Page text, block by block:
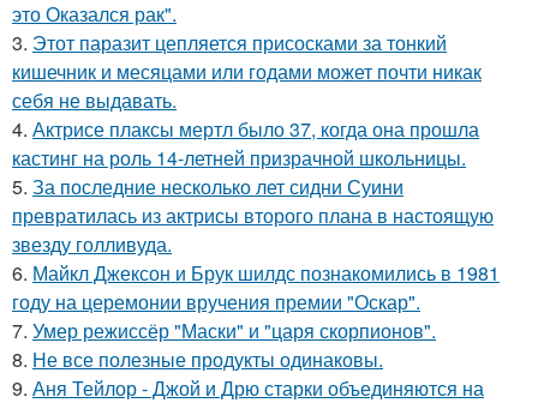
это Оказался рак".
3. Этот паразит цепляется присосками за тонкий
кишечник и месяцами или годами может почти никак
себя не выдавать.
4. Актрисе плаксы мертл было 37, когда она прошла
кастинг на роль 14-летней призрачной школьницы.
5. За последние несколько лет сидни Суини
превратилась из актрисы второго плана в настоящую
звезду голливуда.
6. Майкл Джексон и Брук шилдс познакомились в 1981
году на церемонии вручения премии "Оскар".
7. Умер режиссёр "Маски" и "царя скорпионов".
8. Не все полезные продукты одинаковы.
9. Аня Тейлор - Джой и Дрю старки объединяются на